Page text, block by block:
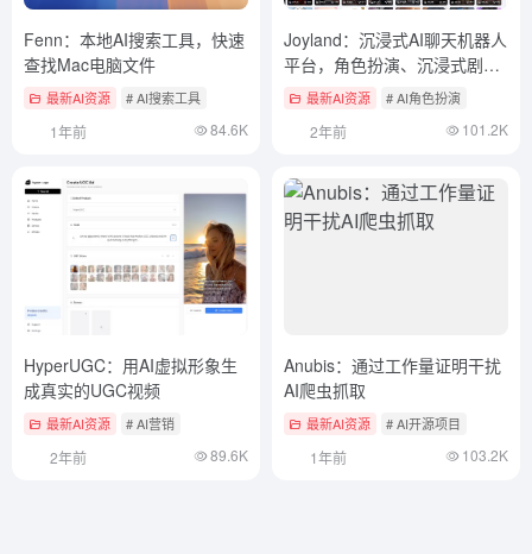
Fenn：本地AI搜索工具，快速
查找Mac电脑文件
最新AI资源 # AI搜索工具
1年前 84.6K
Joyland：沉浸式AI聊天机器人
平台，角色扮演、沉浸式剧
情、虚拟陪伴
最新AI资源 # AI角色扮演
2年前 101.2K
HyperUGC：用AI虚拟形象生
成真实的UGC视频
最新AI资源 # AI营销
2年前 89.6K
Anubis：通过工作量证明干扰
AI爬虫抓取
最新AI资源 # AI开源项目
1年前 103.2K